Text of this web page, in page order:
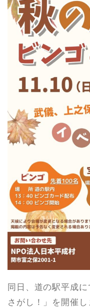
同日、道の駅平成
さがし！」を開催し